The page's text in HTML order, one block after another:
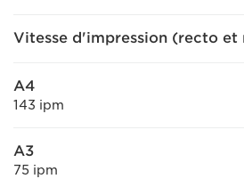
Vitesse d'impression (recto et
A4
143 ipm
A3
75 ipm